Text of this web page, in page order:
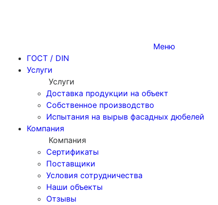
Меню
ГОСТ / DIN
Услуги
Услуги
Доставка продукции на объект
Собственное производство
Испытания на вырыв фасадных дюбелей
Компания
Компания
Сертификаты
Поставщики
Условия сотрудничества
Наши объекты
Отзывы